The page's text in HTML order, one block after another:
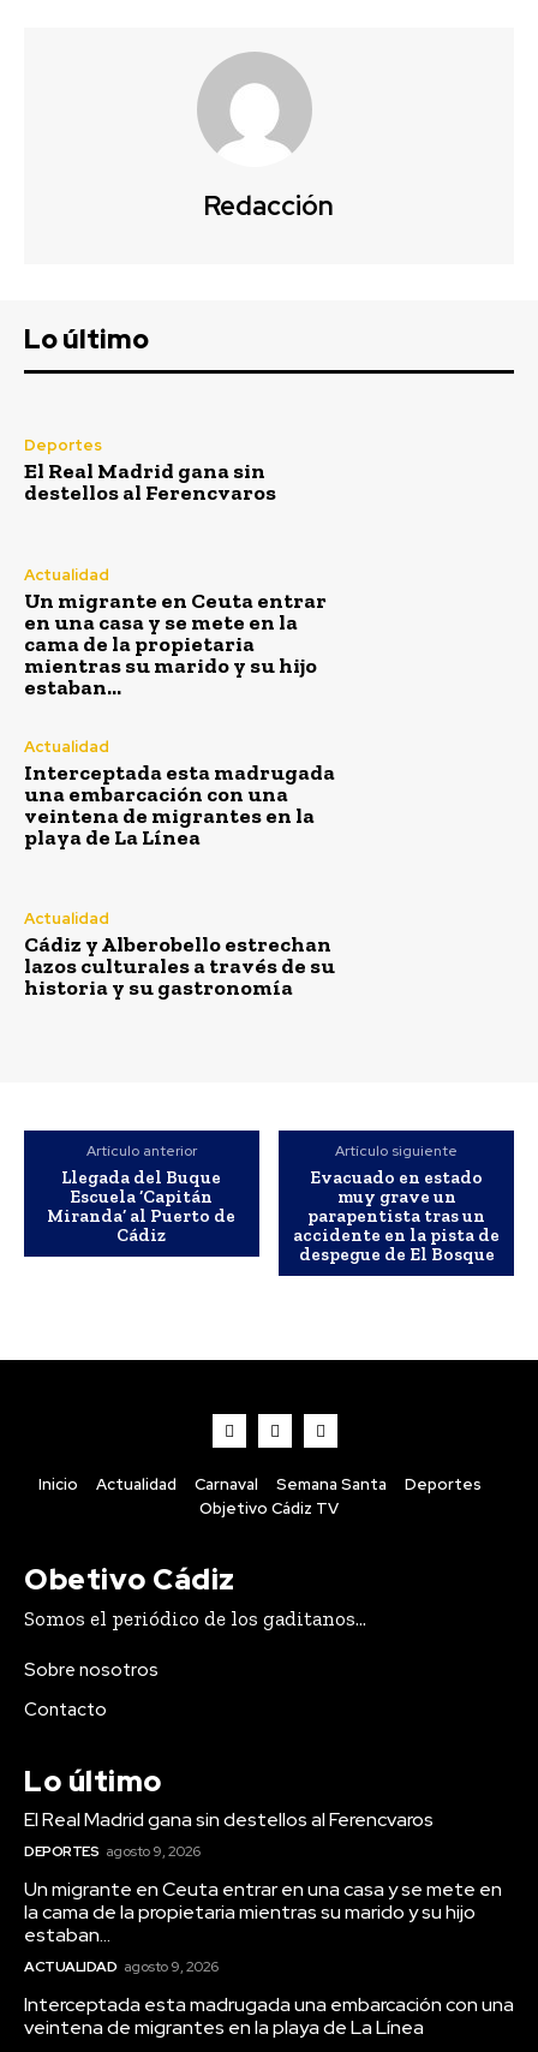
Redacción
Lo último
Deportes
El Real Madrid gana sin
destellos al Ferencvaros
Actualidad
Un migrante en Ceuta entrar
en una casa y se mete en la
cama de la propietaria
mientras su marido y su hijo
estaban...
Actualidad
Interceptada esta madrugada
una embarcación con una
veintena de migrantes en la
playa de La Línea
Actualidad
Cádiz y Alberobello estrechan
lazos culturales a través de su
historia y su gastronomía
Artículo anterior
Llegada del Buque
Escuela ‘Capitán
Miranda’ al Puerto de
Cádiz
Artículo siguiente
Evacuado en estado
muy grave un
parapentista tras un
accidente en la pista de
despegue de El Bosque
Inicio Actualidad Carnaval Semana Santa
Deportes
Objetivo Cádiz TV
Obetivo Cádiz
Somos el periódico de los gaditanos...
Sobre nosotros
Contacto
Lo último
El Real Madrid gana sin destellos al Ferencvaros
DEPORTES agosto 9, 2026
Un migrante en Ceuta entrar en una casa y se mete en
la cama de la propietaria mientras su marido y su hijo
estaban...
ACTUALIDAD agosto 9, 2026
Interceptada esta madrugada una embarcación con una
veintena de migrantes en la playa de La Línea